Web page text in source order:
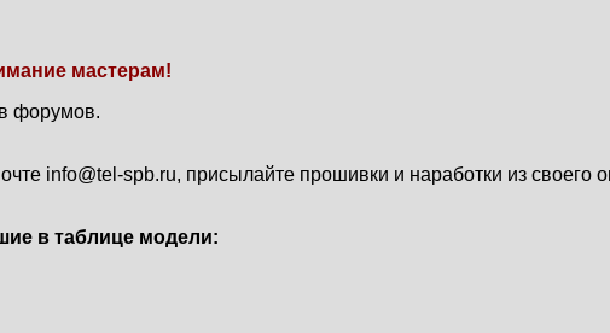
мастерам!
форумов.
info@tel-spb.ru, присылайте прошивки и наработки из своего
в таблице модели: